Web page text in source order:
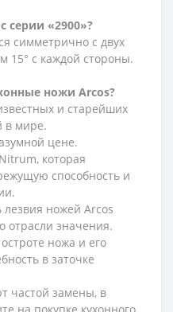
серии «2900»?
симметрично с двух
15° с каждой стороны.
ножи Arcos?
и старейших
в мире.
цене.
которая
способность и
лезвия ножей Arcos
значения.
ножа и его
в заточке
частой замены, в